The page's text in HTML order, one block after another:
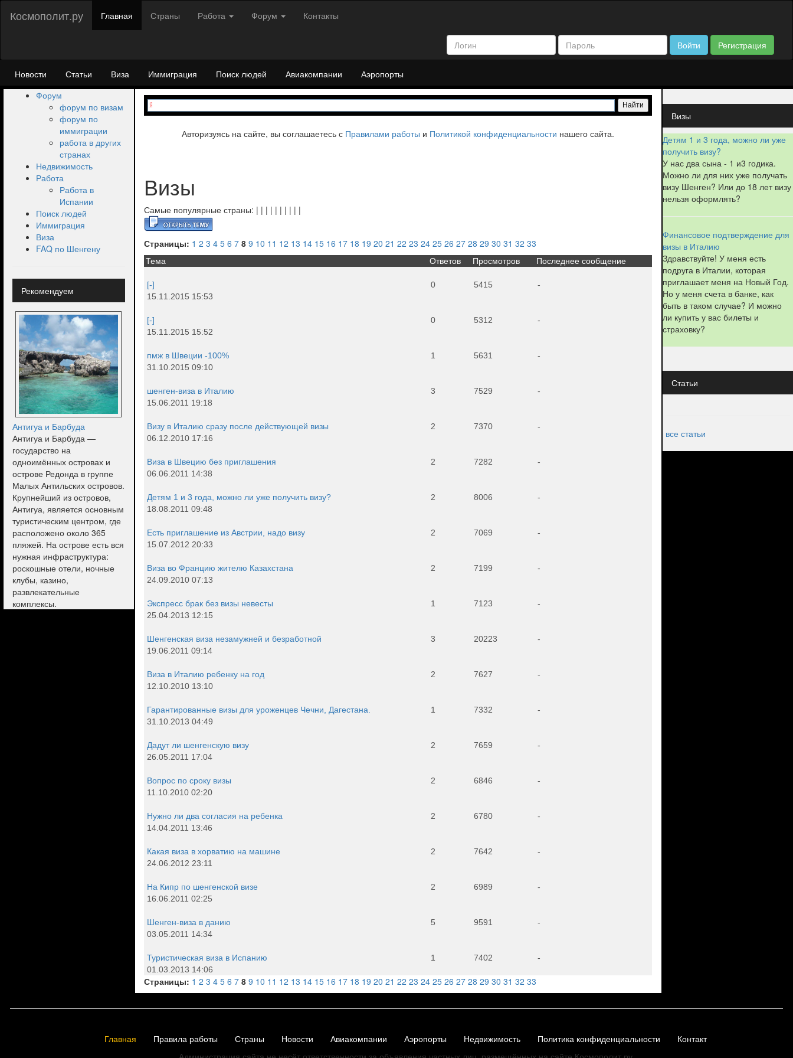
Космополит.ру Главная Страны Работа Форум Контакты
Войти Регистрация
Новости Статьи Виза Иммиграция Поиск людей Авиакомпании
Аэропорты
Форум
форум по визам
форум по
иммиграции
работа в других
странах
Недвижимость
Работа
Работа в
Испании
Поиск людей
Иммиграция
Виза
FAQ по Шенгену
Рекомендуем
Антигуа и Барбуда
Антигуа и Барбуда —
государство на
одноимённых островах и
острове Редонда в группе
Малых Антильских островов.
Крупнейший из островов,
Антигуа, является основным
туристическим центром, где
расположено около 365
пляжей. На острове есть вся
нужная инфраструктура:
роскошные отели, ночные
клубы, казино,
развлекательные
комплексы.
Авторизуясь на сайте, вы соглашаетесь с Правилами работы и Политикой конфиденциальности нашего сайта.
Визы
Самые популярные страны: | | | | | | | | | |
Страницы: 1 2 3 4 5 6 7 8 9 10 11 12 13 14 15 16 17 18 19 20 21 22 23 24 25 26 27 28 29 30 31 32 33
Тема Ответов Просмотров Последнее сообщение
[-]
15.11.2015 15:53
0 5415 -
[-]
15.11.2015 15:52
0 5312 -
пмж в Швеции -100%
31.10.2015 09:10
1 5631 -
шенген-виза в Италию
15.06.2011 19:18
3 7529 -
Визу в Италию сразу после действующей визы
06.12.2010 17:16
2 7370 -
Виза в Швецию без приглашения
06.06.2011 14:38
2 7282 -
Детям 1 и 3 года, можно ли уже получить визу?
18.08.2011 09:48
2 8006 -
Есть приглашение из Австрии, надо визу
15.07.2012 20:33
2 7069 -
Виза во Францию жителю Казахстана
24.09.2010 07:13
2 7199 -
Экспресс брак без визы невесты
25.04.2013 12:15
1 7123 -
Шенгенская виза незамужней и безработной
19.06.2011 09:14
3 20223 -
Виза в Италию ребенку на год
12.10.2010 13:10
2 7627 -
Гарантированные визы для уроженцев Чечни, Дагестана.
31.10.2013 04:49
1 7332 -
Дадут ли шенгенскую визу
26.05.2011 17:04
2 7659 -
Вопрос по сроку визы
11.10.2010 02:20
2 6846 -
Нужно ли два согласия на ребенка
14.04.2011 13:46
2 6780 -
Какая виза в хорватию на машине
24.06.2012 23:11
2 7642 -
На Кипр по шенгенской визе
16.06.2011 02:25
2 6989 -
Шенген-виза в данию
03.05.2011 14:34
5 9591 -
Туристическая виза в Испанию
01.03.2013 14:06
1 7402 -
Страницы: 1 2 3 4 5 6 7 8 9 10 11 12 13 14 15 16 17 18 19 20 21 22 23 24 25 26 27 28 29 30 31 32 33
Визы
Детям 1 и 3 года, можно ли уже
получить визу?
У нас два сына - 1 и3 годика.
Можно ли для них уже получать
визу Шенген? Или до 18 лет визу
нельзя оформлять?
Финансовое подтверждение для
визы в Италию
Здравствуйте! У меня есть
подруга в Италии, которая
приглашает меня на Новый Год.
Но у меня счета в банке, как
быть в таком случае? И можно
ли купить у вас билеты и
страховку?
Статьи
все статьи
Главная Правила работы Страны Новости Авиакомпании Аэропорты Недвижимость Политика конфиденциальности Контакт